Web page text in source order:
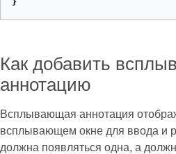
}
Как добавить
аннотацию
Всплывающая аннотация
всплывающем окне для ввода и
должна появляться одна, а